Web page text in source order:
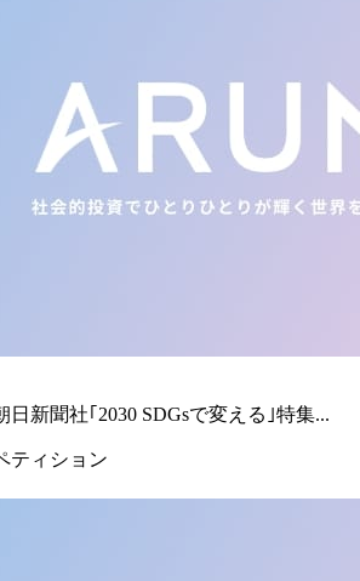
日新聞社｢2030 SDGsで変える｣特集...
ティション